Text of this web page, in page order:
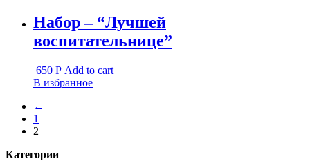
Набор – “Лучшей
воспитательнице”
650 Р Add to cart
В избранное
←
1
2
Категории